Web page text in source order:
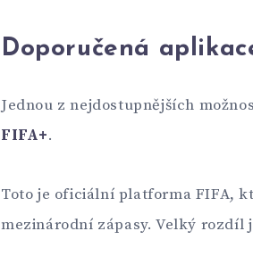
Doporučená
Jednou z nejdostupnějších
FIFA+.
Toto je oficiální platforma FIFA,
mezinárodní zápasy. Velký